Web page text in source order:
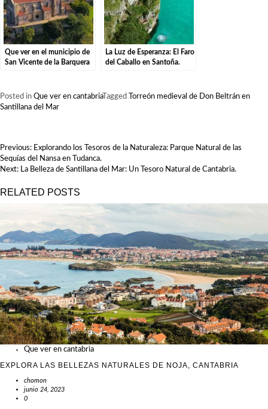
Que ver en el municipio de
San Vicente de la Barquera
La Luz de Esperanza: El Faro
del Caballo en Santoña.
Posted in Que ver en cantabriaTagged
Torreón medieval de Don Beltrán en
Santillana del Mar
NAVEGACIÓN
DE
ENTRADAS
Previous: Explorando los Tesoros de la Naturaleza: Parque Natural de las
Sequías del Nansa en Tudanca.
Next: La Belleza de Santillana del Mar: Un Tesoro Natural de Cantabria.
RELATED POSTS
Que ver en cantabria
EXPLORA LAS BELLEZAS NATURALES DE NOJA, CANTABRIA
chomon
junio 24, 2023
0